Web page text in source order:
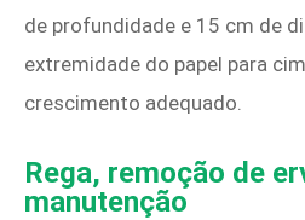
de profundidade e 15 cm de
extremidade do papel para
crescimento adequado.
Rega, remoção de
manutenção